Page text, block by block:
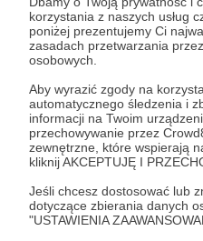
korzystania z naszych usług
poniżej prezentujemy Ci
zasadach przetwarzania
osobowych.
Aby wyrazić zgody na
automatycznego śledzenia i
informacji na Twoim
przechowywanie przez
zewnętrzne, które wspierają
kliknij AKCEPTUJĘ I
Jeśli chcesz dostosować lub
dotyczące zbierania danych
"USTAWIENIA
Zostań
"Civil war" Kirsten Dunst
DRL Donieck USA
Udostępnij